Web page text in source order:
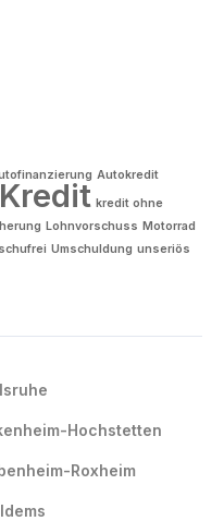
Autokredit
Kredit kredit ohne
Lohnvorschuss Motorrad
schufrei Umschuldung unseriös
Hochstetten
Roxheim